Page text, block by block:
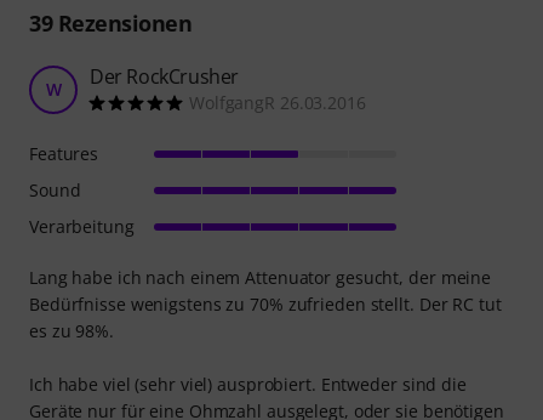
39Rezensionen
W Der RockCrusher
WolfgangR 26.03.2016
Lang habe ich nach einem Attenuator gesucht, der meine
Bedürfnisse wenigstens zu 70% zufrieden stellt. Der RC tut
es zu 98%.
Ich habe viel (sehr viel) ausprobiert. Entweder sind die
Geräte nur für eine Ohmzahl ausgelegt, oder sie benötigen
Features
Sound
Verarbeitung